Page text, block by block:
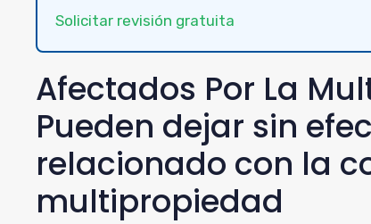
Solicitar revisión gratuita
Afectados Por La
Pueden dejar sin
relacionado con la
multipropiedad